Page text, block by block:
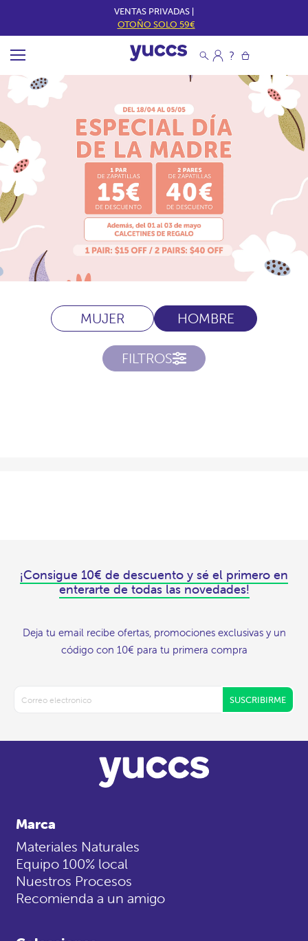
VENTAS PRIVADAS |
OTOÑO SOLO 59€
MUJER HOMBRE
FILTROS
¡Consigue 10€ de descuento y sé el primero en
enterarte de todas las novedades!
Deja tu email recibe ofertas, promociones exclusivas y un
código con 10€ para tu primera compra
SUSCRIBIRME
Marca
Materiales Naturales
Equipo 100% local
Nuestros Procesos
Recomienda a un amigo